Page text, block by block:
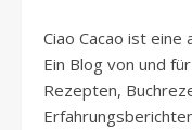
Ciao Cacao ist
Ein Blog von und
Rezepten,